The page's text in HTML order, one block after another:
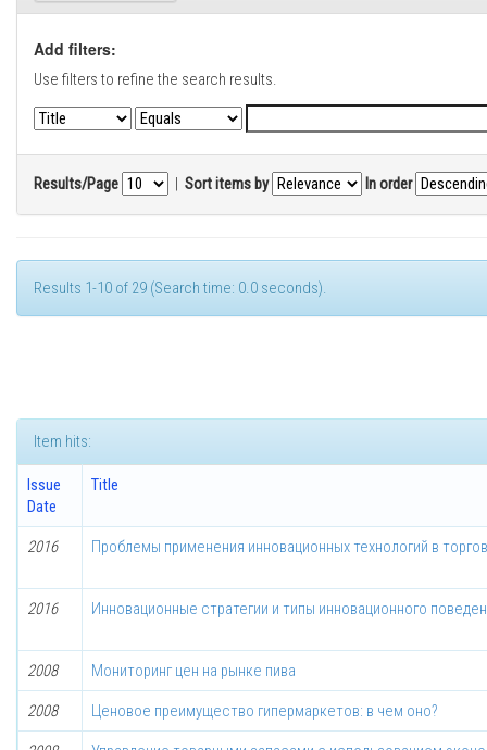
Add filters:
Use filters to refine the search results.
Results/Page | Sort items by In order
Results 1-10 of 29 (Search time: 0.0 seconds).
Item hits:
Issue
Date
Title
2016 Проблемы применения инновационных технологий в
2016 Инновационные стратегии и типы инновационного
2008 Мониторинг цен на рынке пива
2008 Ценовое преимущество гипермаркетов: в чем оно?